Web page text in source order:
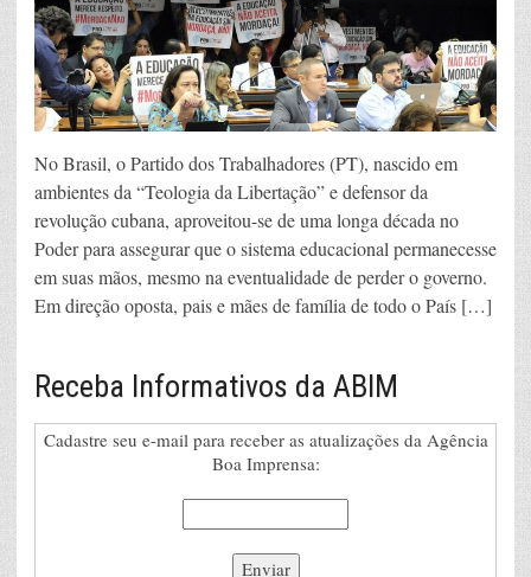
No Brasil, o Partido dos Trabalhadores (PT), nascido em
ambientes da “Teologia da Libertação” e defensor da
revolução cubana, aproveitou-se de uma longa década no
Poder para assegurar que o sistema educacional permanecesse
em suas mãos, mesmo na eventualidade de perder o governo.
Em direção oposta, pais e mães de família de todo o País […]
Receba Informativos da ABIM
Cadastre seu e-mail para receber as atualizações da Agência
Boa Imprensa: